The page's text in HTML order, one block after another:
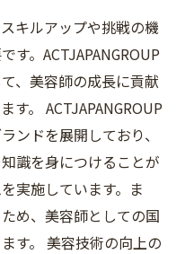
キルアップや挑戦の機
す。ACTJAPANGROUP
、美容師の成長に貢献
す。 ACTJAPANGROUP
ンドを展開しており、
識を身につけることが
実施しています。ま
め、美容師としての国
す。 美容技術の向上の